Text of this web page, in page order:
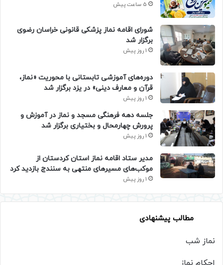
5 ساعت پیش
شورای اقامه نماز پزشکی قانونی خراسان رضوی
برگزار شد
1 روز پیش
دوره‌های آموزشی تابستانی با محوریت «نماز،
قرآن و معارف دینی» در یزد برگزار شد
1 روز پیش
جلسه دهه فرهنگی مسجد و نماز در آموزش و
پرورش چهارمحال و بختیاری برگزار شد
1 روز پیش
مدیر ستاد اقامه نماز استان کردستان از
موکب‌های مسیرهای منتهی به سنندج بازدید کرد
1 روز پیش
مطالب پیشنهادی
نماز شب